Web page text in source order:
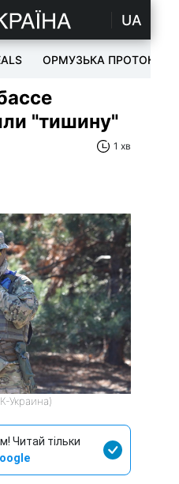
UA
ОРМУЗЬКА ПРОТОКА
"тишину"
1 хв
Украина)
Читай тільки